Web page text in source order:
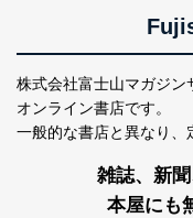
株式会社富士山マガジン
オンライン書店です。
一般的な書店と異なり、
雑誌、新
本屋にも